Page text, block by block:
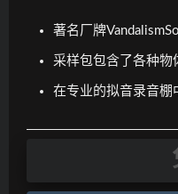
著名厂牌
采样包包含了各种物
在专业的拟音录音棚